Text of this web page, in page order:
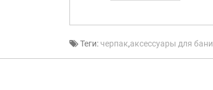
Теги:черпак,аксессуары для бани